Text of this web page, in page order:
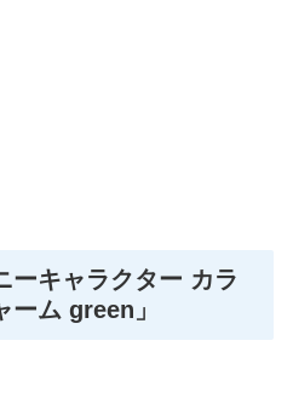
ーキャラクター カラ
ーム green」